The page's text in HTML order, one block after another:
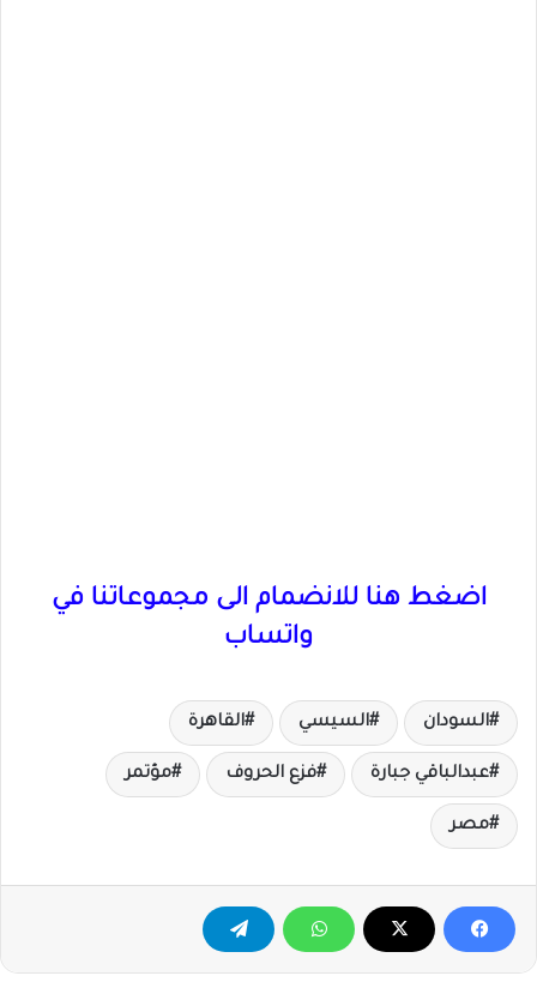
اضغط هنا للانضمام الى مجموعاتنا في
واتساب
السودان السيسي القاهرة
عبدالباقي جبارة فزع الحروف مؤتمر
مصر